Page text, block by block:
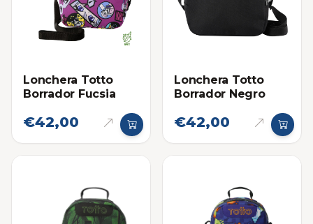
Lonchera Totto
Borrador Fucsia
€42,00
Lonchera Totto
Borrador Negro
€42,00